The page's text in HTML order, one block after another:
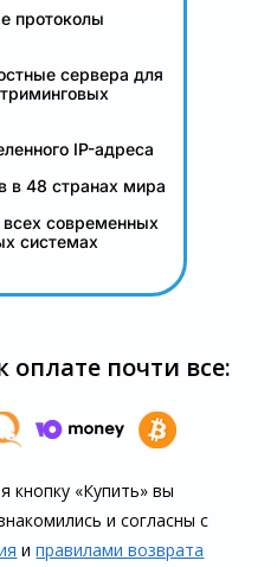
протоколы
сервера для
IP-адреса
в 48 странах мира
современных
системах
почти все:
кнопку «Купить» вы
и согласны с
иправилами воз­врата